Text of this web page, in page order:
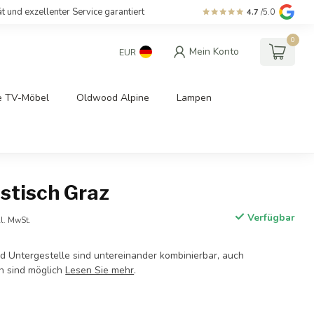
und exzellenter Service garantiert 4.7 /5.0
EUR Mein Konto
0
TV-Möbel Oldwood Alpine Lampen
Graz
MwSt. Verfügbar
Untergestelle sind untereinander kombinierbar, auch
sind möglichLesen Sie mehr.